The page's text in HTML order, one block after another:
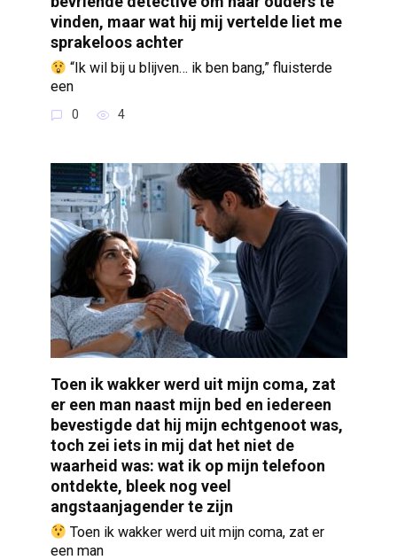
vinden, maar wat hij mij vertelde liet me
sprakeloos achter
“Ik wil bij u blijven… ik ben bang,” fluisterde
een
0 4
Toen ik wakker werd uit mijn coma, zat
er een man naast mijn bed en iedereen
bevestigde dat hij mijn echtgenoot was,
toch zei iets in mij dat het niet de
waarheid was: wat ik op mijn telefoon
ontdekte, bleek nog veel
angstaanjagender te zijn
Toen ik wakker werd uit mijn coma, zat er
een man